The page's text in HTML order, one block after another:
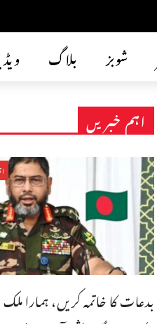
بلاگ شوبز
اہم خبریں
بدعات کا خاتمہ کریں، ہمارا